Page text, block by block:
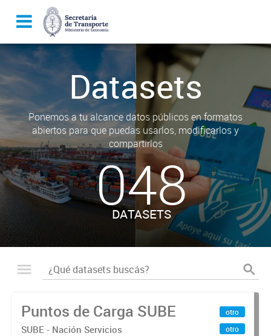
Datasets
Ponemos a tu alcance datos públicos en formatos
abiertos para que puedas usarlos, modificarlos y
compartirlos
048
DATASETS
Puntos de Carga SUBE
SUBE - Nación Servicios
otro
otro